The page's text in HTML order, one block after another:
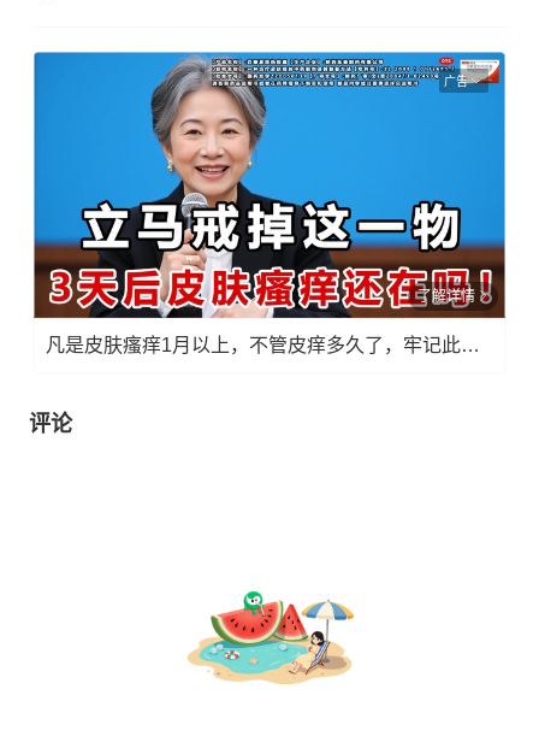
广告
了解详情
凡是皮肤瘙痒1月以上，不管皮痒多久了，牢记此法，快！准！狠！
评论